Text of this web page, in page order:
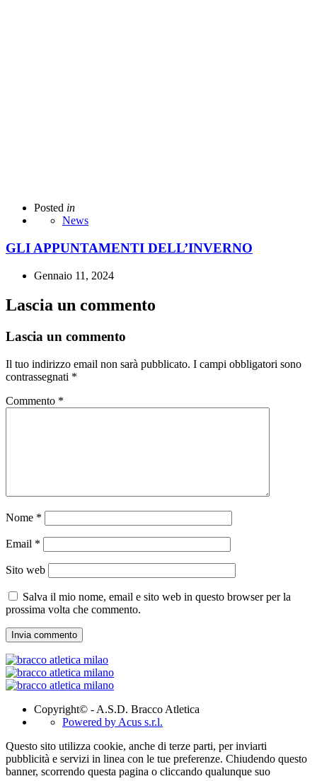
Posted in
News
GLI APPUNTAMENTI DELL’INVERNO
Gennaio 11, 2024
Lascia un commento
Lascia un commento
Il tuo indirizzo email non sarà pubblicato. I campi obbligatori sono
contrassegnati *
Commento *
Nome *
Email *
Sito web
Salva il mio nome, email e sito web in questo browser per la
prossima volta che commento.
Copyright© - A.S.D. Bracco Atletica
Powered by Acus s.r.l.
Questo sito utilizza cookie, anche di terze parti, per inviarti
pubblicità e servizi in linea con le tue preferenze. Chiudendo questo
banner, scorrendo questa pagina o cliccando qualunque suo